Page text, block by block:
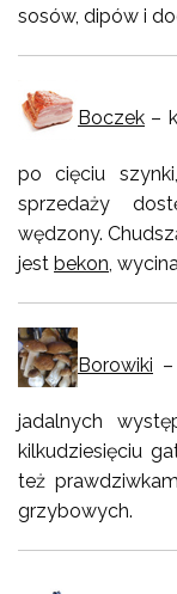
sosów, dipów i
Boczek –
po cięciu
sprzedaży
wędzony.
jestbekon ,
Borowiki
jadalnych
kilkudziesięciu
też
grzybowych.